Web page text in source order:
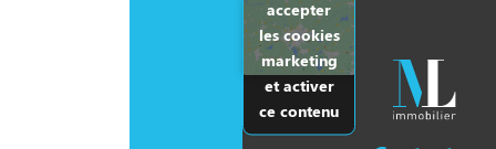
accepter
les cookies
marketing
et activer
ce contenu